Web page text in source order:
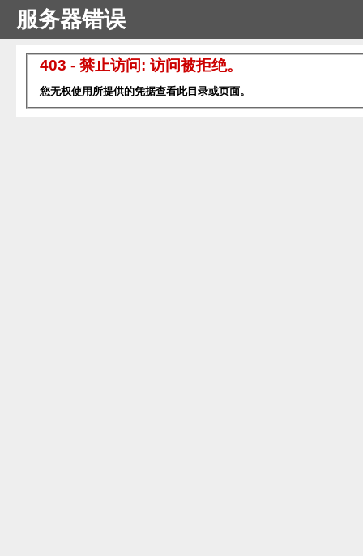
服务器错误
403 - 禁止访问: 访问被拒绝。
您无权使用所提供的凭据查看此目录或页面。